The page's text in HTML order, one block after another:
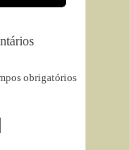
obrigatórios